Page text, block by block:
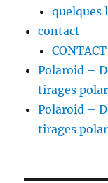
quelques
contact
CONTACT
Polaroid –
tirages
Polaroid –
tirages